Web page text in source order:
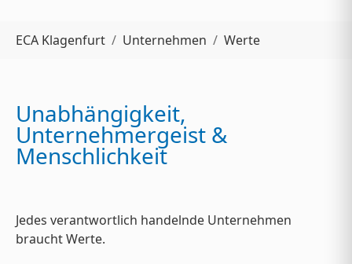
ECA Klagenfurt Unternehmen Werte
Unabhängigkeit,
Unternehmergeist &
Menschlichkeit
Jedes verantwortlich handelnde Unternehmen
braucht Werte.